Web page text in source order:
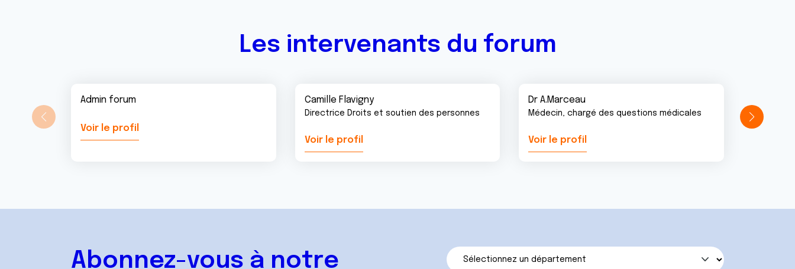
Les intervenants du forum
Admin forum
Voir le profil
Camille Flavigny
Directrice Droits et soutien des personnes
Voir le profil
Dr A.Marceau
Médecin, chargé des questions médicales
Voir le profil
Abonnez-vous à notre